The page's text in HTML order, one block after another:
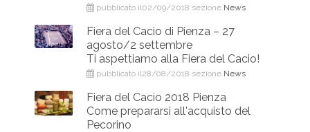
pubblicato il02/09/2018 sezione News
Fiera del Cacio di Pienza – 27
agosto/2 settembre
Ti aspettiamo alla Fiera del Cacio!
pubblicato il28/08/2018 sezione News
Fiera del Cacio 2018 Pienza
Come prepararsi all'acquisto del
Pecorino